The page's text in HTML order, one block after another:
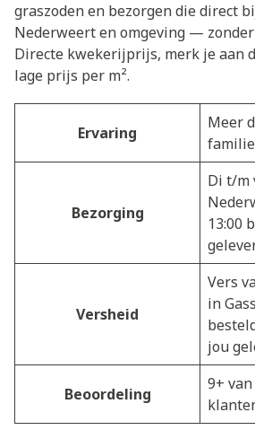
graszoden en bezorgen die direct
Nederweert en omgeving —
Directe kwekerijprijs, merk je aan
lage prijs per m².
Ervaring
Meer
Bezorging
Di t/m
13:00
Versheid
Vers
in
jou
Beoordeling
9+